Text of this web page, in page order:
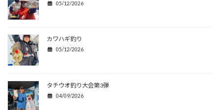
05/12/2026
カワハギ釣り
05/12/2026
タチウオ釣り大会第3弾
04/09/2026